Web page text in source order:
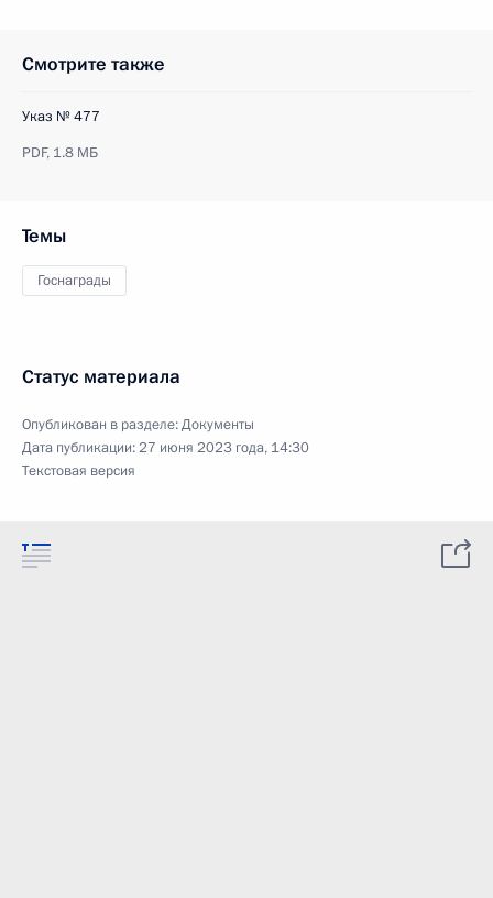
Смотрите также
Указ № 477
PDF, 1.8 МБ
Темы
Госнаграды
Статус материала
Опубликован в разделе:Документы
Дата публикации:27 июня 2023 года, 14:30
Текстовая версия